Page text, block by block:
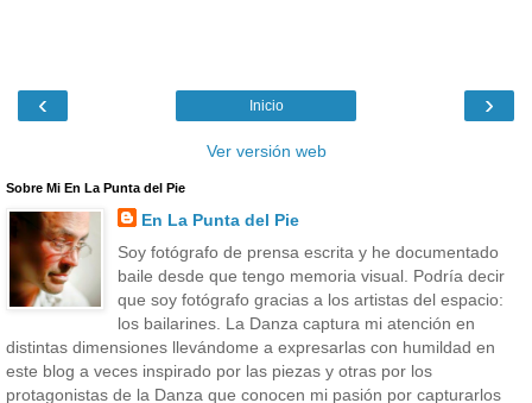
‹ ›
Inicio
Ver versión web
Sobre Mi En La Punta del Pie
En La Punta del Pie
Soy fotógrafo de prensa escrita y he documentado
baile desde que tengo memoria visual. Podría decir
que soy fotógrafo gracias a los artistas del espacio:
los bailarines. La Danza captura mi atención en
distintas dimensiones llevándome a expresarlas con humildad en
este blog a veces inspirado por las piezas y otras por los
protagonistas de la Danza que conocen mi pasión por capturarlos